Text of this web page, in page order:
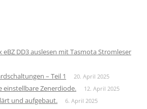
DD3 auslesen mit Tasmota Stromleser
– Teil 1 20. April 2025
einstellbare Zenerdiode. 12. April 2025
und aufgebaut. 6. April 2025